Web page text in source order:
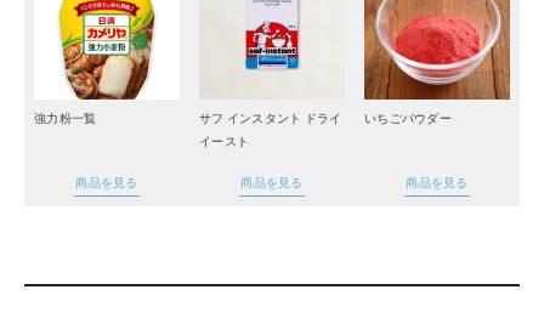
強力粉一覧
商品を見る
サフ インスタント ドライ
イースト
商品を見る
いちごパウダー
商品を見る